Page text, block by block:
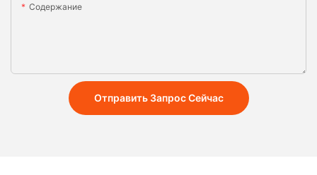
Содержание
Отправить Запрос Сейчас